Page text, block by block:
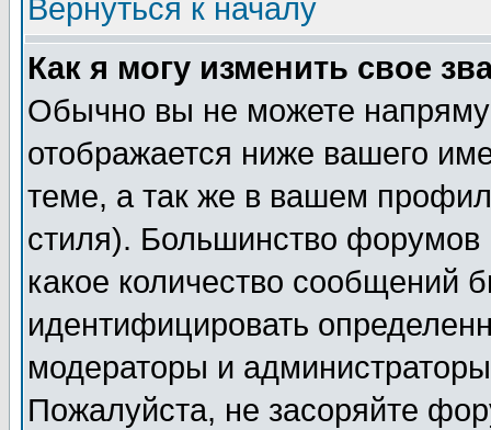
Вернуться к началу
Как я могу изменить свое
Обычно вы не можете
отображается ниже вашего
теме, а так же в вашем
стиля). Большинство форумов
какое количество сообщений
идентифицировать
модераторы и
Пожалуйста, не засоряйте